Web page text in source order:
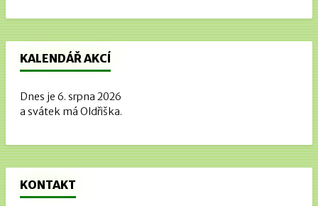
KALENDÁŘ AKCÍ
Dnes je 6. srpna 2026
a svátek má Oldřiška.
KONTAKT